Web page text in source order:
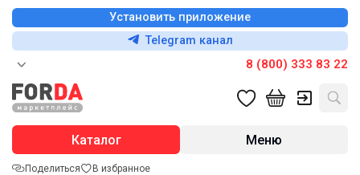
Установить приложение
Telegram канал
8 (800) 333 83 22
Каталог Меню
Поделиться В избранное